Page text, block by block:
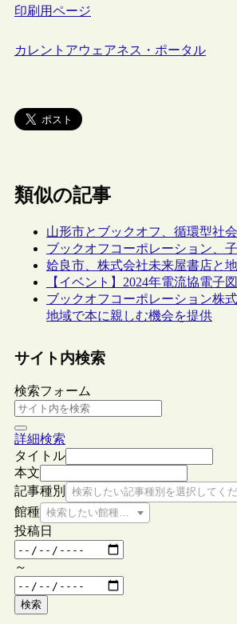
印刷用ページ
カレントアウェアネス・ポータル
類似の記事
山形市とブックオフ、循環型社
ブックオフコーポレーション、
姶良市、株式会社未来屋書店と
【イベント】2024年電流協電
ブックオフコーポレーション株
地域で本に親しむ機会を提供
サイト内検索
検索フォーム
詳細検索
タイトル
本文
記事種別
検索したい記事種別を選択してく
館種 検索したい館種を選択してください
投稿日
～
検索